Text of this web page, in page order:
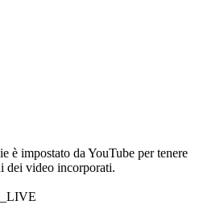
è impostato da YouTube per tenere
dei video incorporati.